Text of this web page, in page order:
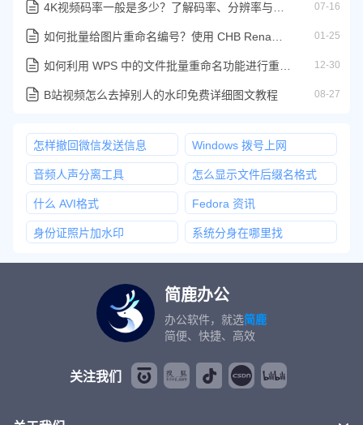
4K视频码率一般是多少？了解码率、分辨率与画质的关系 07-16
如何批量给图片重命名编号？使用 CHB Renamer 的文件编号功能 01-25
如何利用 WPS 中的文件批量重命名功能进行重命名文件 12-30
B站视频怎么去掉别人的水印免费详细图文教程 08-27
怎样撤回微信发送信息 Windows 拨号上网
音频人声分离工具 怎么显示文件后缀名格式
什么 AVI格式 Fedora 资讯
身份证照片加水印 系统分身在哪里找
简鹿办公
办公软件，就选简鹿
简便、快捷、高效
关注我们